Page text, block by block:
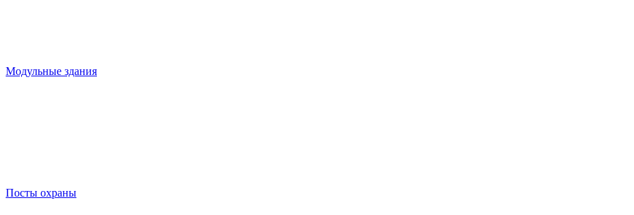
Модульные здания
Посты охраны